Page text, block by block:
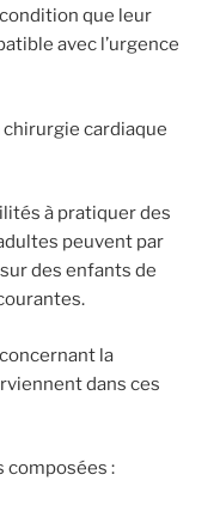
que leur
avec l’urgence
chirurgie cardiaque
à pratiquer des
peuvent par
des enfants de
la
dans ces
composées :